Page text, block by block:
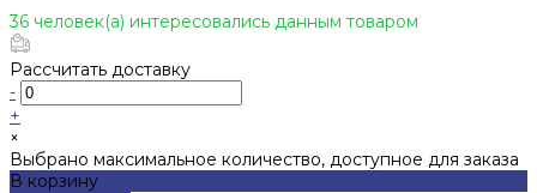
36 человек(а) интересовались данным товаром
Рассчитать доставку
-
+
×
Выбрано максимальное количество, доступное для заказа
В корзину